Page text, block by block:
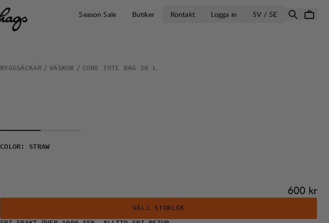
Season Sale Butiker Kontakt Logga in SV / SEÖPPNA VÄLJ
RYGGSÄCKAR VÄSKOR CORE TOTE BAG 20 L
COLOR : STRAW
Pris:
600 kr
VÄLJ STORLEK